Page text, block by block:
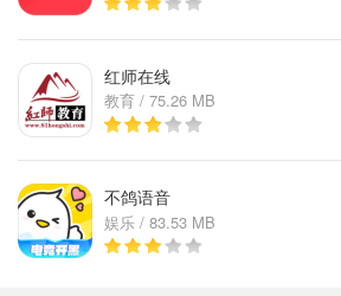
红师在线
教育 / 75.26 MB
不鸽语音
娱乐 / 83.53 MB